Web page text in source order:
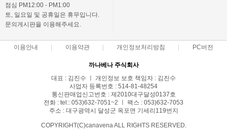
점심 PM12:00 - PM1:00
토, 일요일 및 공휴일은 휴무입니다.
문의게시판을 이용해주세요.
이용안내 이용약관 개인정보처리방침 PC버전
까나베나 주식회사
대표 : 김진수 ㅣ 개인정보 보호 책임자 : 김진수
사업자 등록번호 : 514-81-48254
통신판매업신고번호 : 제2010대구달성0137호
전화 : tel:: 053)632-7051~2 ㅣ 팩스 : 053)632-7053
주소 : 대구광역시 달성군 옥포면 기세리119번지
COPYRIGHT(C)canavena ALL RIGHTS RESERVED.